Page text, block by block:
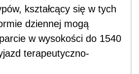
kształcący się w tych
dziennej mogą
w wysokości do 1540
terapeutyczno-